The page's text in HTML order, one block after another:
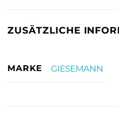
ZUSÄTZLICHE
MARKE GIESEMANN